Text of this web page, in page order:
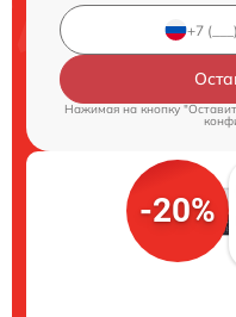
Нажимая на кнопку
-20%